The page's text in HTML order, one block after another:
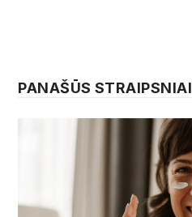
PANAŠŪS STRAIPSNIAI